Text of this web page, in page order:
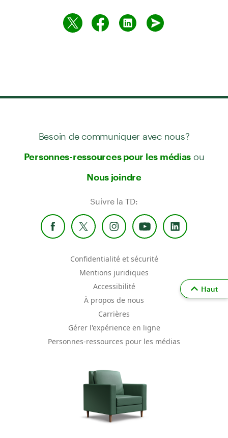
Besoin de communiquer avec nous?
Personnes-ressources pour les médias ou
Nous joindre
Suivre la TD:
Confidentialité et sécurité
Mentions juridiques
Accessibilité
À propos de nous
Carrières
Gérer l'expérience en ligne
Personnes-ressources pour les médias
Haut